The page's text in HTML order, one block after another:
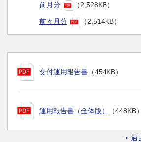
前月分 （2,528KB）
前々月分 （2,514KB）
交付運用報告書 （454KB）
運用報告書（全体版） （448KB）
過